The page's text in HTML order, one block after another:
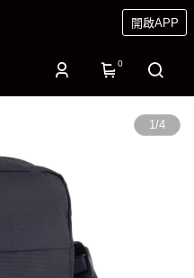
開啟APP
0
1/4